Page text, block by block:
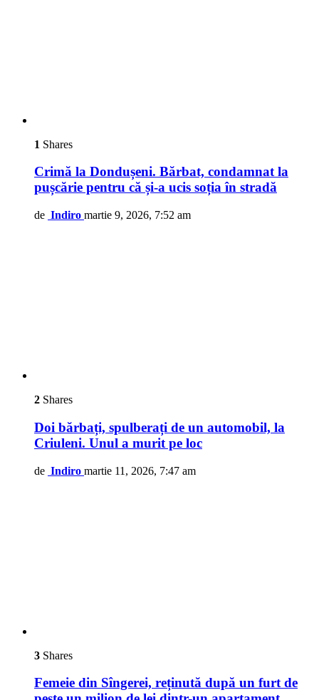
1 Shares
Crimă la Dondușeni. Bărbat, condamnat la
pușcărie pentru că și-a ucis soția în stradă
de Indiro martie 9, 2026, 7:52 am
2 Shares
Doi bărbați, spulberați de un automobil, la
Criuleni. Unul a murit pe loc
de Indiro martie 11, 2026, 7:47 am
3 Shares
Femeie din Sîngerei, reținută după un furt de